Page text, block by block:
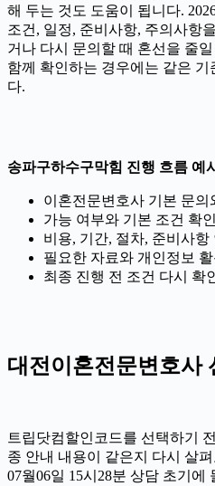
해 두는 것도 도움이 됩니다.
조건, 일정, 준비사항, 주의사항
거나 다시 문의할 때 혼선을 줄
함께 확인하는 경우에는 같은 기
다.
송파구하수구막힘 진행 흐름 예
이혼전문변호사 기본 문의
가능 여부와 기본 조건 확인
비용, 기간, 절차, 준비사항
필요한 자료와 개인정보
최종 진행 전 조건 다시 확
대전이혼전문변호사
트립닷컴할인코드를 선택하기
종 안내 내용이 같은지 다시 살
07월06일 15시28분 상담 초기에